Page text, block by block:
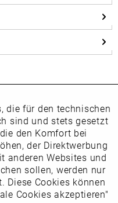
Aktiv
Inaktiv
Inaktiv
die für den technischen
sind und stets gesetzt
den Komfort bei
der Direktwerbung
anderen Websites und
sollen, werden nur
Diese Cookies können
Cookies akzeptieren"